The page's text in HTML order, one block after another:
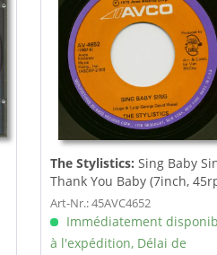
The Stylistics: Sing Baby
Thank You Baby (7inch,
Art-Nr.: 45AVC4652
Immédiatement
à l'expédition, Délai de